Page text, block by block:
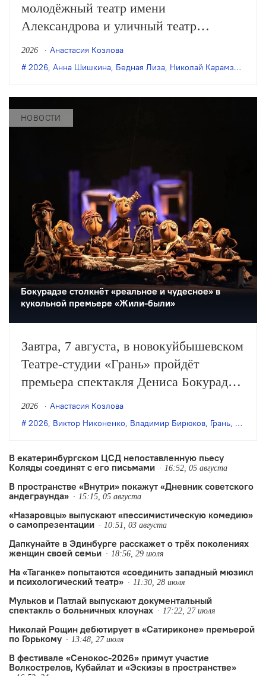
молодёжный театр имени
Александрова и уличный театр
«Странствующие куклы господина
Пэжо» из Санкт-Петербурга покажут
«Бедная Лиза» по одноимённой
повести Карамзина. Постановка
2026
Анастасия Козлова
2026, Анна Шишкина, Бедная Лиза, Николай Карамзин
НОВОСТИ
Бокурадзе столкнëт «реальное и чудесное» в
кукольной премьере «Жили-были»
Завтра, 7 августа, в новокуйбышевском
Театре-студии «Грань» пройдёт
премьера спектакля Дениса Бокурадзе
«Жили-были» по пьесе Владимира
Бирюкова.
2026
Анастасия Козлова
2026, Виктор Никоненко, Владимир Бирюков, Грань, Денис
В екатеринбургском ЦСД непоставленную пьесу
Коляды соединят с его письмами
16:52, 05 августа
В пространстве «Внутри» покажут «Дневник советского
андеграунда»
15:15, 05 августа
«Назаровцы» выпускают «пессимистическую комедию»
о самопрезентации
10:51, 03 августа
Дапкунайте в Эдинбурге расскажет о трёх поколениях
женщин своей семьи
18:56, 29 июля
На «Таганке» попытаются «соединить западный мюзикл
и психологический театр»
11:30, 28 июля
Мульков и Патлай выпускают документальный
спектакль о больничных клоунах
17:22, 27 июля
Николай Рощин дебютирует в «Сатириконе» премьерой
по Горькому
13:48, 27 июля
В фестивале «Сенокос-2026» примут участие
Волкострелов, Кубайлат и «Эскизы в пространстве»